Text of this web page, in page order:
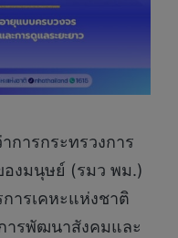
การกระทรวงการ
งมนุษย์ (รมว พม.)
ารเคหะแห่งชาติ
ารพัฒนาสังคมและ